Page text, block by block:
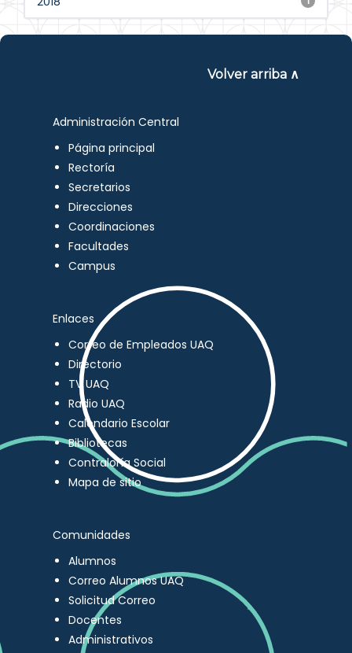
Volver arriba ∧
Administración Central
Página principal
Rectoría
Secretarios
Direcciones
Coordinaciones
Facultades
Campus
Enlaces
Correo de Empleados UAQ
Directorio
TV UAQ
Radio UAQ
Calendario Escolar
Bibliotecas
Contraloría Social
Mapa de sitio
Comunidades
Alumnos
Correo Alumnos UAQ
Solicitud Correo
Docentes
Administrativos